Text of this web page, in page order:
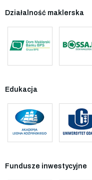
Działalność maklerska
Edukacja
Fundusze inwestycyjne